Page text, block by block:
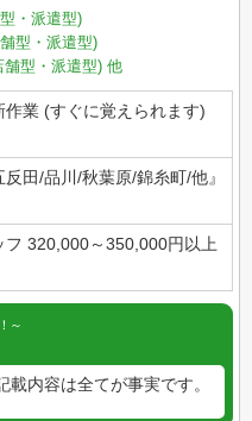
・派遣型)
型・派遣型)
舗型・派遣型) 他
業 (すぐに覚えられます)
田/品川/秋葉原/錦糸町/他』
320,000～350,000円以上
内容は全てが事実です。